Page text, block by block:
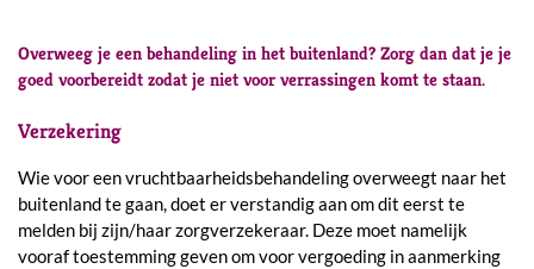
Overweeg je een behandeling in het buitenland? Zorg dan dat je je
goed voorbereidt zodat je niet voor verrassingen komt te staan.
Verzekering
Wie voor een vruchtbaarheidsbehandeling overweegt naar het
buitenland te gaan, doet er verstandig aan om dit eerst te
melden bij zijn/haar zorgverzekeraar. Deze moet namelijk
vooraf toestemming geven om voor vergoeding in aanmerking